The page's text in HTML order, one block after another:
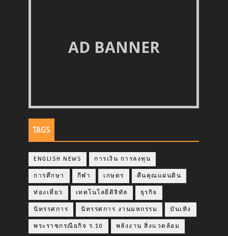
AD BANNER
TAGS
ENGLISH NEWS การเงิน การลงทุน
การศึกษา กีฬา เกษตร คืนคุณแผ่นดิน
ท่องเที่ยว เทคโนโลยีดิจิทัล ธุรกิจ
นิทรรศการ นิทรรศการ งานมหกรรม บันเทิง
พระราชกรณียกิจ ร.10 พลังงาน สิ่งแวดล้อม